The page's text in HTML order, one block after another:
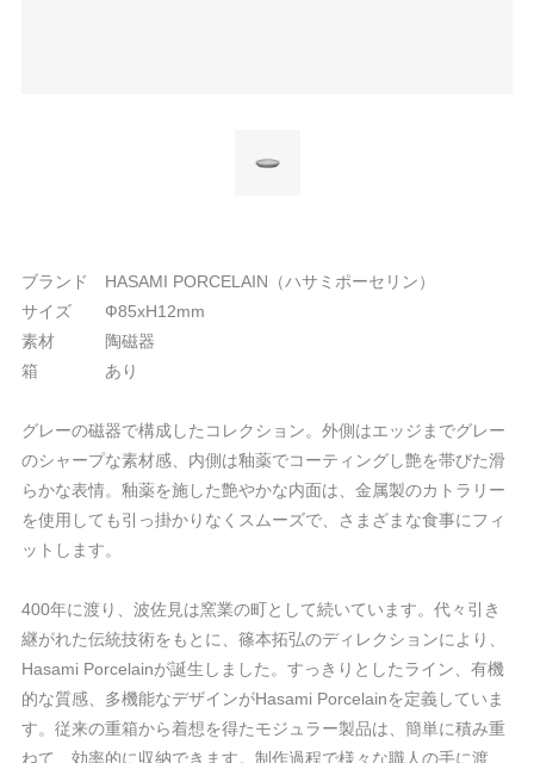
ブランド HASAMI PORCELAIN（ハサミポーセリン）
サイズ Ф85xH12mm
素材 陶磁器
箱 あり
グレーの磁器で構成したコレクション。外側はエッジまでグレー
のシャープな素材感、内側は釉薬でコーティングし艶を帯びた滑
らかな表情。釉薬を施した艶やかな内面は、金属製のカトラリー
を使用しても引っ掛かりなくスムーズで、さまざまな食事にフィ
ットします。
400年に渡り、波佐見は窯業の町として続いています。代々引き
継がれた伝統技術をもとに、篠本拓弘のディレクションにより、
Hasami Porcelainが誕生しました。すっきりとしたライン、有機
的な質感、多機能なデザインがHasami Porcelainを定義していま
す。従来の重箱から着想を得たモジュラー製品は、簡単に積み重
ねて、効率的に収納できます。制作過程で様々な職人の手に渡